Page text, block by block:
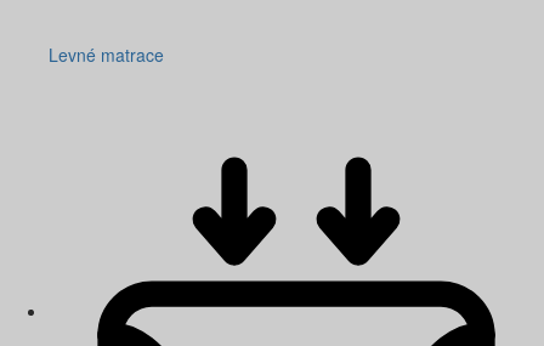
Levné matrace